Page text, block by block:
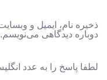
ذخیره نام، ایمیل و
دوباره دیدگاهی می‌نویسم.
لطفا پاسخ را به عدد